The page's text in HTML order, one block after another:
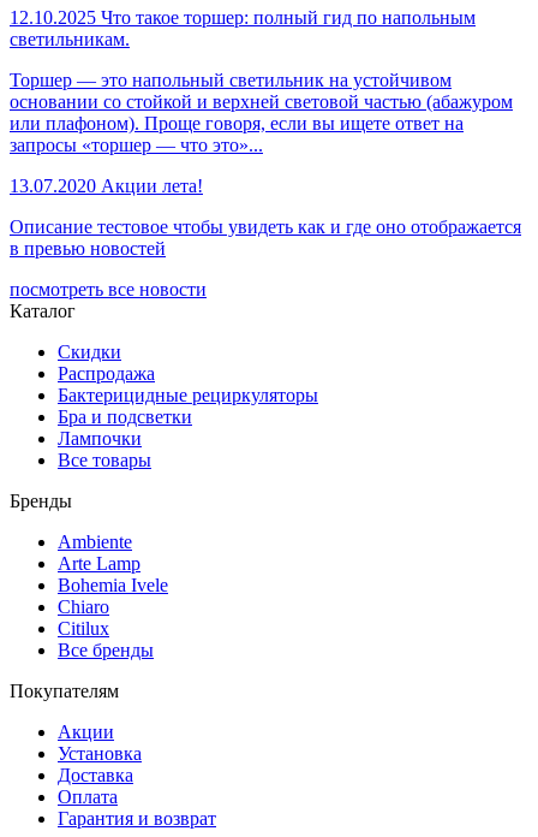
12.10.2025 Что такое торшер: полный гид по напольным
светильникам.
Торшер — это напольный светильник на устойчивом
основании со стойкой и верхней световой частью (абажуром
или плафоном). Проще говоря, если вы ищете ответ на
запросы «торшер — что это»...
13.07.2020 Акции лета!
Описание тестовое чтобы увидеть как и где оно отображается
в превью новостей
посмотреть все новости
Каталог
Скидки
Распродажа
Бактерицидные рециркуляторы
Бра и подсветки
Лампочки
Все товары
Бренды
Ambiente
Arte Lamp
Bohemia Ivele
Chiaro
Citilux
Все бренды
Покупателям
Акции
Установка
Доставка
Оплата
Гарантия и возврат